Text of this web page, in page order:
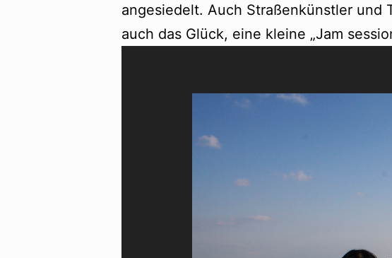
angesiedelt. Auch Straßenkünstler
auch das Glück, eine kleine „Jam